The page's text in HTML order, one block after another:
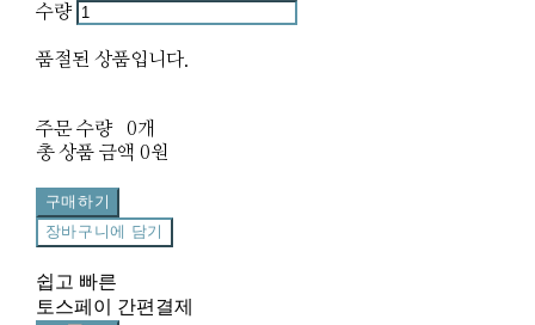
수량
품절된 상품입니다.
주문 수량
0개
총 상품 금액 0원
구매하기
장바구니에 담기
쉽고 빠른
토스페이 간편결제